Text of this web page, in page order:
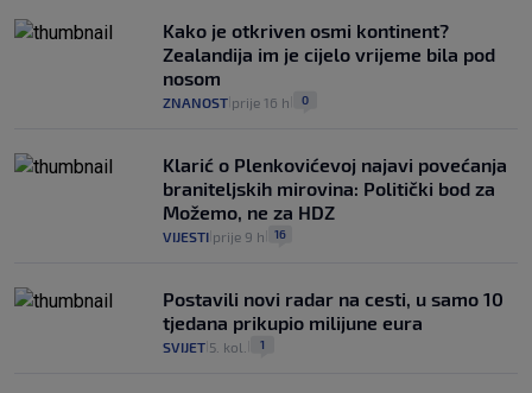
Kako je otkriven osmi kontinent?
Zealandija im je cijelo vrijeme bila pod
nosom
ZNANOST prije 16 h 0
Klarić o Plenkovićevoj najavi povećanja
braniteljskih mirovina: Politički bod za
Možemo, ne za HDZ
VIJESTI prije 9 h 16
Postavili novi radar na cesti, u samo 10
tjedana prikupio milijune eura
SVIJET 5. kol. 1